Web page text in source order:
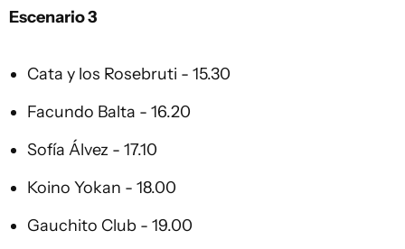
Escenario 3
Cata y los Rosebruti - 15.30
Facundo Balta - 16.20
Sofía Álvez - 17.10
Koino Yokan - 18.00
Gauchito Club - 19.00